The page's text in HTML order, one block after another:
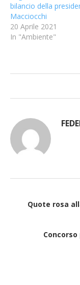
bilancio della
Macciocchi
20 Aprile 2021
In "Ambiente"
Quote rosa
Concorso